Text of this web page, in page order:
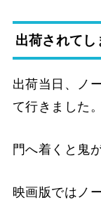
出荷されてし
出荷当日、ノ
て行きました。
門へ着くと鬼
映画版ではノ